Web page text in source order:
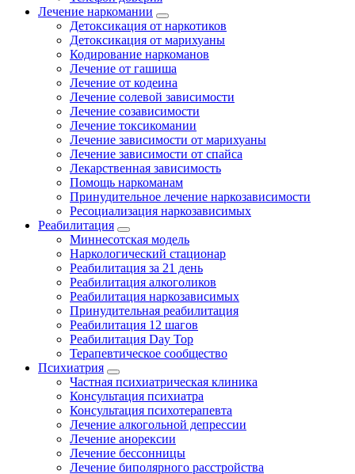
Лечение наркомании
Детоксикация от наркотиков
Детоксикация от марихуаны
Кодирование наркоманов
Лечение от гашиша
Лечение от кодеина
Лечение солевой зависимости
Лечение созависимости
Лечение токсикомании
Лечение зависимости от марихуаны
Лечение зависимости от спайса
Лекарственная зависимость
Помощь наркоманам
Принудительное лечение наркозависимости
Ресоциализация наркозависимых
Реабилитация
Миннесотская модель
Наркологический стационар
Реабилитация за 21 день
Реабилитация алкоголиков
Реабилитация наркозависимых
Принудительная реабилитация
Реабилитация 12 шагов
Реабилитация Day Top
Терапевтическое сообщество
Психиатрия
Частная психиатрическая клиника
Консультация психиатра
Консультация психотерапевта
Лечение алкогольной депрессии
Лечение анорексии
Лечение бессонницы
Лечение биполярного расстройства